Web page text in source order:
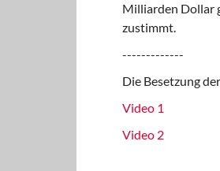
Milliarden Dollar
zustimmt.
-------------
Die Besetzung
Video 1
Video 2